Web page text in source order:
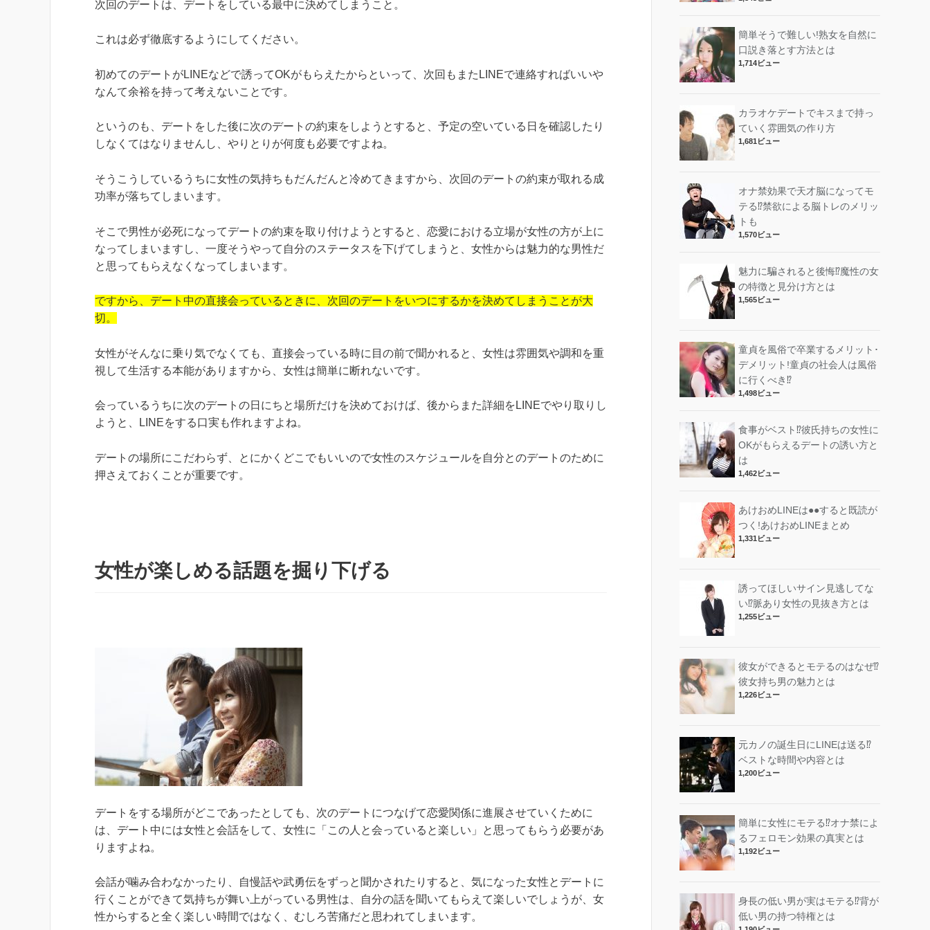
次回のデートは、デートをしている最中に決めてしまうこと。
これは必ず徹底するようにしてください。
初めてのデートがLINEなどで誘ってOKがもらえたからといって、次回もまたLINEで連絡すればいいや
なんて余裕を持って考えないことです。
というのも、デートをした後に次のデートの約束をしようとすると、予定の空いている日を確認したり
しなくてはなりませんし、やりとりが何度も必要ですよね。
そうこうしているうちに女性の気持ちもだんだんと冷めてきますから、次回のデートの約束が取れる成
功率が落ちてしまいます。
そこで男性が必死になってデートの約束を取り付けようとすると、恋愛における立場が女性の方が上に
なってしまいますし、一度そうやって自分のステータスを下げてしまうと、女性からは魅力的な男性だ
と思ってもらえなくなってしまいます。
ですから、デート中の直接会っているときに、次回のデートをいつにするかを決めてしまうことが大
切。
女性がそんなに乗り気でなくても、直接会っている時に目の前で聞かれると、女性は雰囲気や調和を重
視して生活する本能がありますから、女性は簡単に断れないです。
会っているうちに次のデートの日にちと場所だけを決めておけば、後からまた詳細をLINEでやり取りし
ようと、LINEをする口実も作れますよね。
デートの場所にこだわらず、とにかくどこでもいいので女性のスケジュールを自分とのデートのために
押さえておくことが重要です。
女性が楽しめる話題を掘り下げる
デートをする場所がどこであったとしても、次のデートにつなげて恋愛関係に進展させていくために
は、デート中には女性と会話をして、女性に「この人と会っていると楽しい」と思ってもらう必要があ
りますよね。
会話が噛み合わなかったり、自慢話や武勇伝をずっと聞かされたりすると、気になった女性とデートに
行くことができて気持ちが舞い上がっている男性は、自分の話を聞いてもらえて楽しいでしょうが、女
性からすると全く楽しい時間ではなく、むしろ苦痛だと思われてしまいます。
簡単そうで難しい!熟女を自然に
口説き落とす方法とは
1,714ビュー
カラオケデートでキスまで持っ
ていく雰囲気の作り方
1,681ビュー
オナ禁効果で天才脳になってモ
テる⁉︎禁欲による脳トレのメリッ
トも
1,570ビュー
魅力に騙されると後悔⁉︎魔性の女
の特徴と見分け方とは
1,565ビュー
童貞を風俗で卒業するメリット･
デメリット!︎童貞の社会人は風俗
に行くべき⁉︎
1,498ビュー
食事がベスト⁉︎彼氏持ちの女性に
OKがもらえるデートの誘い方と
は
1,462ビュー
あけおめLINEは●●すると既読が
つく!あけおめLINEまとめ
1,331ビュー
誘ってほしいサイン見逃してな
い⁉︎脈あり女性の見抜き方とは
1,255ビュー
彼女ができるとモテるのはなぜ⁉︎
彼女持ち男の魅力とは
1,226ビュー
元カノの誕生日にLINEは送る⁉︎
ベストな時間や内容とは
1,200ビュー
簡単に女性にモテる⁉︎オナ禁によ
るフェロモン効果の真実とは
1,192ビュー
身長の低い男が実はモテる⁉︎背が
低い男の持つ特権とは